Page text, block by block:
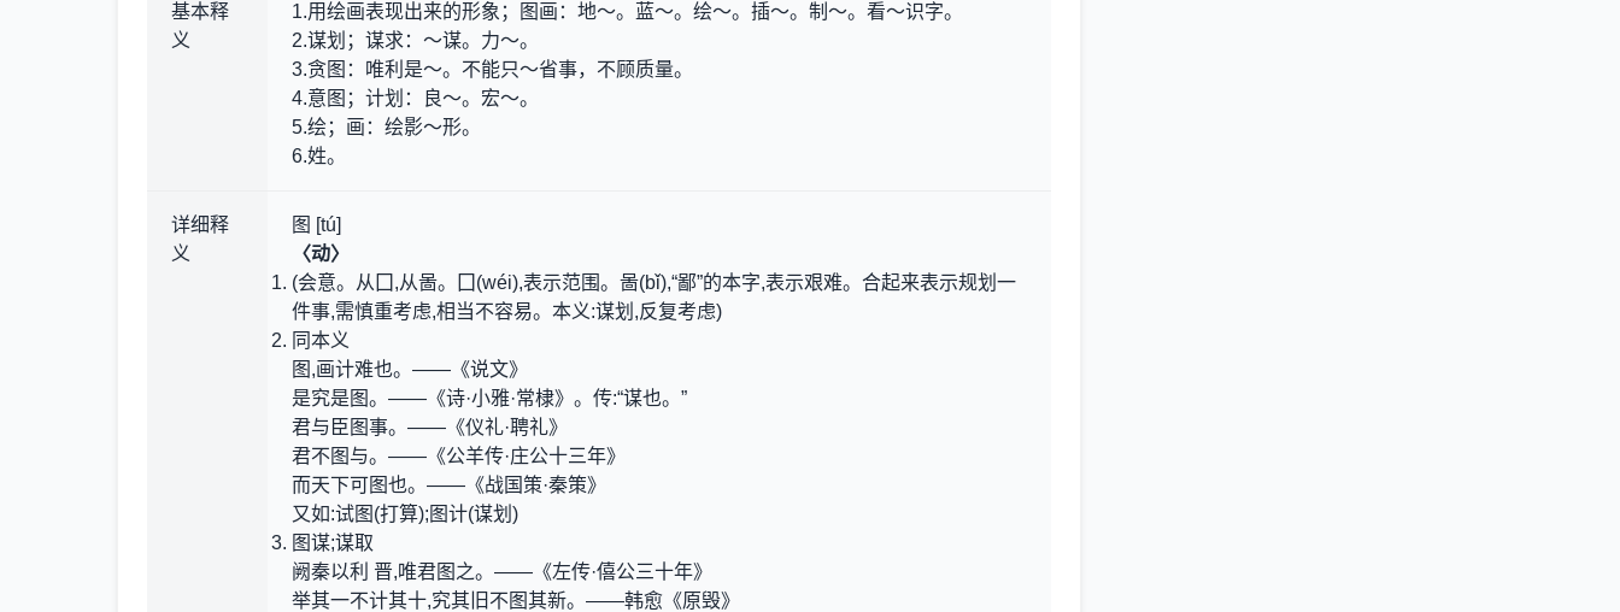
基本释
义
1.用绘画表现出来的形象；图画 ：地～。蓝～。绘～。插～。制～。看～识字。
2.谋划；谋求 ：～谋。力～。
3.贪图 ：唯利是～。不能只～省事，不顾质量。
4.意图；计划 ：良～。宏～。
5.绘；画 ：绘影～形。
6.姓。
详细释
义
图 [tú]
〈动〉
(会意。从囗,从啚。囗(wéi),表示范围。啚(bǐ),“鄙”的本字,表示艰难。合起来表示规划一
件事,需慎重考虑,相当不容易。本义:谋划,反复考虑)
同本义
图,画计难也。——《说文》
是究是图。——《诗·小雅·常棣》。传:“谋也。”
君与臣图事。——《仪礼·聘礼》
君不图与。——《公羊传·庄公十三年》
而天下可图也。——《战国策·秦策》
又如:试图(打算);图计(谋划)
图谋;谋取
阙秦以利 晋,唯君图之。——《左传·僖公三十年》
举其一不计其十,究其旧不图其新。——韩愈《原毁》